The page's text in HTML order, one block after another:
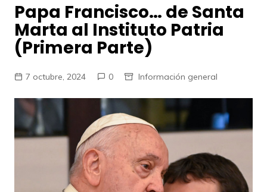
Papa Francisco… de Santa
Marta al Instituto Patria
(Primera Parte)
7 octubre, 2024 0 Información general